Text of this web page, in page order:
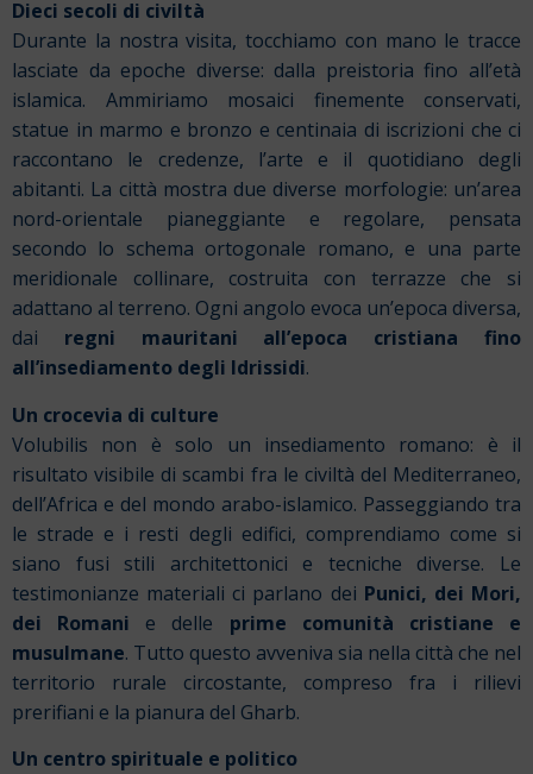
Dieci secoli di civiltà
Durante la nostra visita, tocchiamo con mano le tracce
lasciate da epoche diverse: dalla preistoria fino all’età
islamica. Ammiriamo mosaici finemente conservati,
statue in marmo e bronzo e centinaia di iscrizioni che ci
raccontano le credenze, l’arte e il quotidiano degli
abitanti. La città mostra due diverse morfologie: un’area
nord-orientale pianeggiante e regolare, pensata
secondo lo schema ortogonale romano, e una parte
meridionale collinare, costruita con terrazze che si
adattano al terreno. Ogni angolo evoca un’epoca diversa,
dai regni mauritani all’epoca cristiana fino
all’insediamento degli Idrissidi.
Un crocevia di culture
Volubilis non è solo un insediamento romano: è il
risultato visibile di scambi fra le civiltà del Mediterraneo,
dell’Africa e del mondo arabo-islamico. Passeggiando tra
le strade e i resti degli edifici, comprendiamo come si
siano fusi stili architettonici e tecniche diverse. Le
testimonianze materiali ci parlano dei Punici, dei Mori,
dei Romani e delle prime comunità cristiane e
musulmane. Tutto questo avveniva sia nella città che nel
territorio rurale circostante, compreso fra i rilievi
prerifiani e la pianura del Gharb.
Un centro spirituale e politico